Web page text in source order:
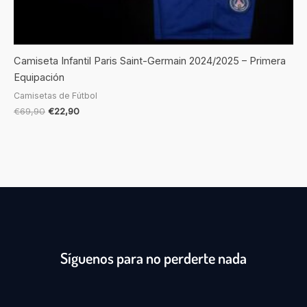
Camiseta Infantil Paris Saint-Germain 2024/2025 – Primera
Equipación
Camisetas de Fútbol
€69,90 €22,90
Síguenos para no perderte nada